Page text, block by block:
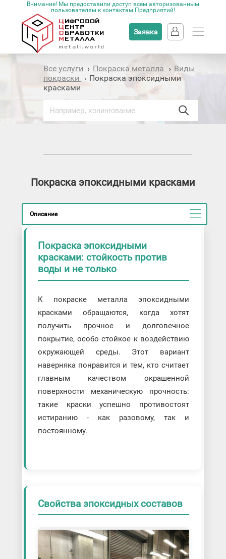
Внимание! Мы предоставили доступ всем авторизованным
пользователям к контактам Предприятий!
Заявка
Все услуги › Покраска металла › Виды
покраски
› Покраска эпоксидными
красками
Покраска эпоксидными красками
Описание
Покраска эпоксидными
красками: стойкость против
воды и не только
К покраске металла эпоксидными
красками обращаются, когда хотят
получить прочное и долговечное
покрытие, особо стойкое к воздействию
окружающей среды. Этот вариант
наверняка понравится и тем, кто считает
главным качеством окрашенной
поверхности механическую прочность:
такие краски успешно противостоят
истиранию - как разовому, так и
постоянному.
Свойства эпоксидных составов